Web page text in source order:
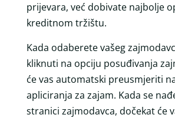
prijevara, već dobivate najbolje
kreditnom tržištu.
Kada odaberete vašeg
kliknuti na opciju posuđivanja
će vas automatski preusmjeriti
apliciranja za zajam. Kada se
stranici zajmodavca, dočekat će